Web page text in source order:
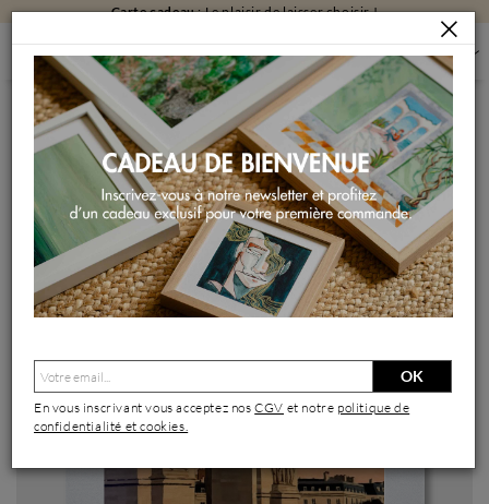
Carte cadeau: Le plaisir de laisser choisir !
PEINTURES PEINTURES PAR FORMAT
PEINTURES PETIT FORMAT
TRIOMPHE ET TRAFIC
Peinture Triomphe et Trafic par Poulain Clément | Tableau
Figuratif Société Urbain Architecture Huile
OK
En vous inscrivant vous acceptez nosCGV et notre politique de
confidentialité et cookies.